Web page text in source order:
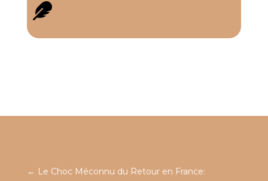

← Le Choc Méconnu du Retour en France: